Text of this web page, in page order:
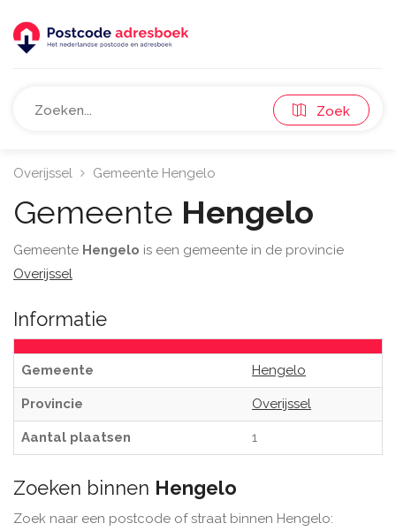
Zoek
Overijssel Gemeente Hengelo
Gemeente Hengelo
Gemeente Hengelo is een gemeente in de provincie
Overijssel
Informatie
Gemeente Hengelo
Provincie Overijssel
Aantal plaatsen 1
Zoeken binnen Hengelo
Zoek naar een postcode of straat binnen Hengelo: